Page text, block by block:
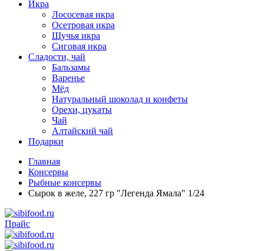
Икра
Лососевая икра
Осетровая икра
Щучья икра
Сиговая икра
Сладости, чай
Бальзамы
Варенье
Мёд
Натуральный шоколад и конфеты
Орехи, цукаты
Чай
Алтайский чай
Подарки
Главная
Консервы
Рыбные консервы
Сырок в желе, 227 гр "Легенда Ямала" 1/24
Прайс